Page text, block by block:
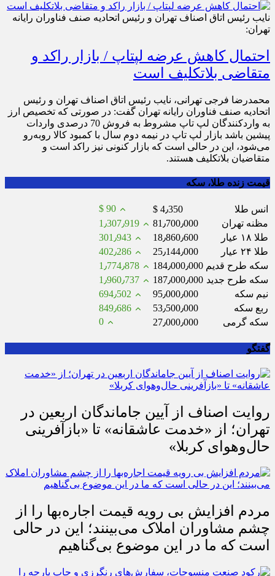
نایب رئیس اتاق اصناف تهران و رئیس اتحادیه صنف فناوران رایانه
تهران:
احتمال کاهش عرضه لپ‎تاپ / بازار راکد و
متقاضی بلاتکلیف است
محمدرضا فرجی تهرانی، نایب رئیس اتاق اصناف تهران و رئیس
اتحادیه صنف فناوران رایانه تهران گفت: در صورتی که تخصیص ارز
به واردکنندگان لپ تاپ مشروط به فروش 70 درصدی واردات
پیشین باشد بازار لپ تاپ در نیمه دوم سال با کمبود کالا روبه‌رو
می‌شود، این در حالی است که بازار کنونی نیز راکد است و
متقاضیان بلاتکلیف هستند.
قیمت زنده طلا، سکه
انس طلا $ 4٫350
$ 90
مظنه تهران
81٫700٫000
1٫307٫919
طلا ۱۸ عیار
18٫860٫600
301٫943
طلا ۲۴ عیار
25٫144٫000
402٫286
سکه طرح قدیم 184٫000٫000
1٫774٫878
سکه طرح جدید 187٫000٫000
1٫960٫737
نیم سکه
95٫000٫000
694٫502
ربع سکه
53٫500٫000
849٫686
سکه گرمی
27٫000٫000 0
گفتگو
روایت اصناف از آیین جاماندگان اربعین در
تهران؛ از «خدمت عاشقانه» تا «بازآفرینی
حال‌وهوای کربلا»
مردم افزایش بی رویه قیمت اجاره‌بها را از
چشم مشاوران املاک می‌بینند؛ این در حالی
است که ما در این موضوع بی‌گناهیم